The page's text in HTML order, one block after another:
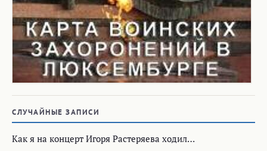
СЛУЧАЙНЫЕ ЗАПИСИ
Как я на концерт Игоря Растеряева ходил…